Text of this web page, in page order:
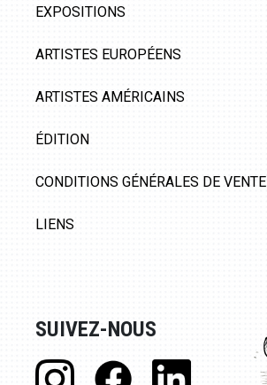
EXPOSITIONS
ARTISTES EUROPÉENS
ARTISTES AMÉRICAINS
ÉDITION
CONDITIONS GÉNÉRALES DE VENTE
LIENS
SUIVEZ-NOUS